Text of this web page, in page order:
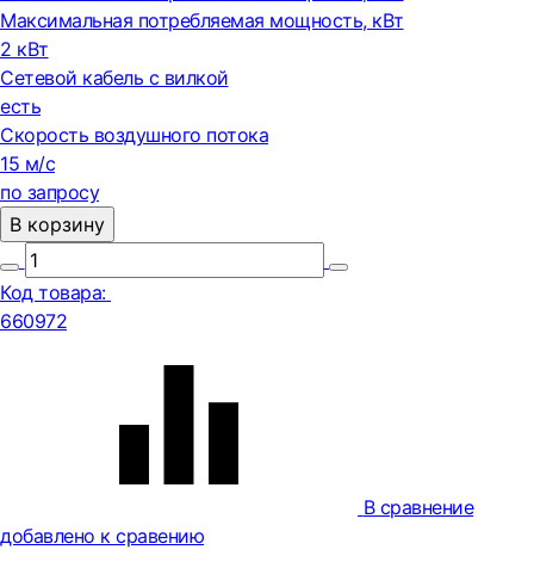
Максимальная потребляемая мощность, кВт
2 кВт
Сетевой кабель с вилкой
есть
Скорость воздушного потока
15 м/с
по запросу
В корзину
Код товара:
660972
В сравнение
добавлено к сравению